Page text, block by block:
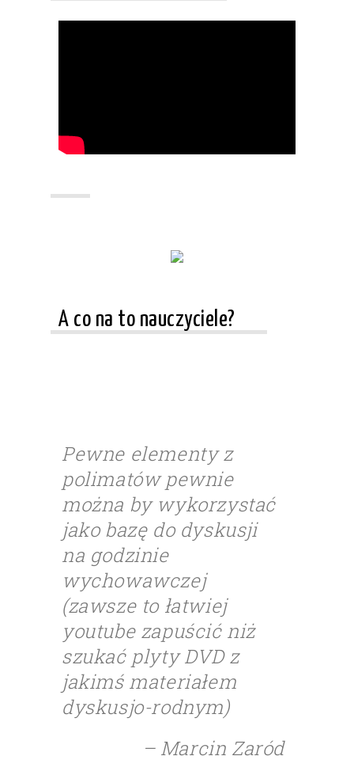
A co na to nauczyciele?
Pewne elementy z
polimatów pewnie
można by wykorzystać
jako bazę do dyskusji
na godzinie
wychowawczej
(zawsze to łatwiej
youtube zapuścić niż
szukać plyty DVD z
jakimś materiałem
dyskusjo-rodnym)
– Marcin Zaród